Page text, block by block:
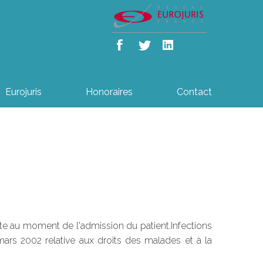
Eurojuris Honoraires Contact
au moment de l'admission du patient.Infections
2002 relative aux droits des malades et à la